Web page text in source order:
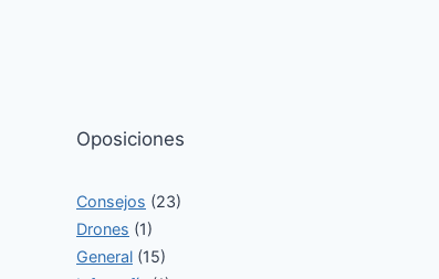
Oposiciones
Consejos (23)
Drones (1)
General (15)